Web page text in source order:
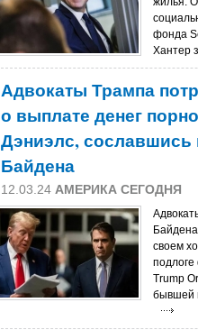
фонда
Хантер
Адвокаты Трампа
о выплате денег
Дэниэлс,
Байдена
12.03.24 АМЕРИКА СЕГОДНЯ
своем
Trump
бывшей